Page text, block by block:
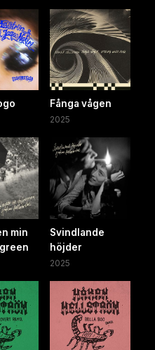
Fånga vågen
2025
min
Svindlande
höjder
2025